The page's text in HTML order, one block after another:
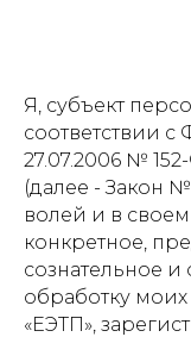
Я, субъект
соответствии
27.07.2006 №
(далее - Закон
волей и в
конкретное,
сознательное и
обработку
«ЕЭТП»,